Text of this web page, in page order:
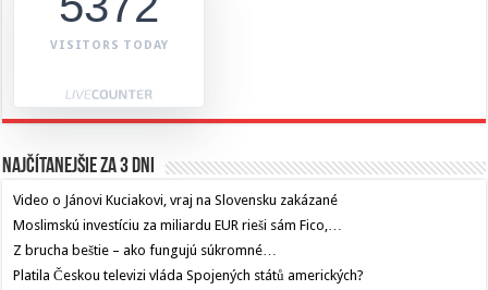
VISITORS TODAY
Najčítanejšie za 3 dni
Video o Jánovi Kuciakovi, vraj na Slovensku zakázané
Moslimskú investíciu za miliardu EUR rieši sám Fico,…
Z brucha beštie – ako fungujú súkromné…
Platila Českou televizi vláda Spojených států amerických?